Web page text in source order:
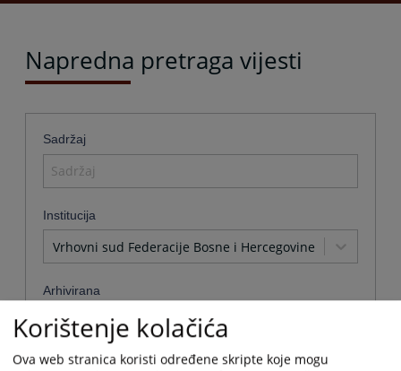
Napredna pretraga vijesti
Sadržaj
Institucija
Vrhovni sud Federacije Bosne i Hercegovine
Arhivirana
Ne
Datum od
Korištenje kolačića
Ova web stranica koristi određene skripte koje mogu